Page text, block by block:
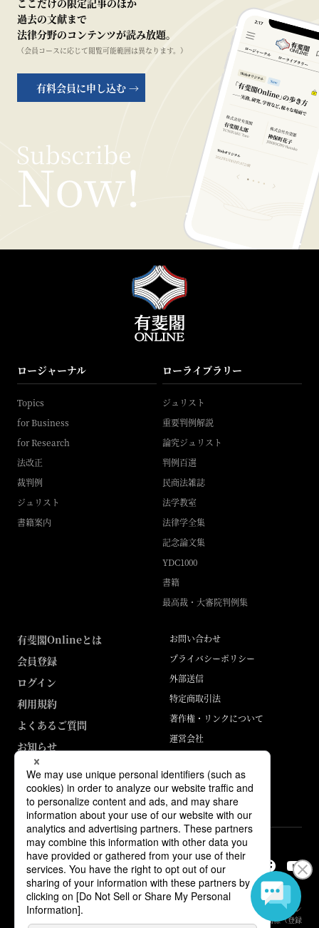
ここだけの限定記事のほか
過去の文献まで
法律分野のコンテンツが読み放題。
（会員コースに応じて閲覧可能範囲は異なります。）
有料会員に申し込む →
ロージャーナル
Topics
for Business
for Research
法改正
裁判例
ジュリスト
書籍案内
ローライブラリー
ジュリスト
重要判例解説
論究ジュリスト
判例百選
民商法雑誌
法学教室
法律学全集
記念論文集
YDC1000
書籍
最高裁・大審院判例集
有斐閣Onlineとは
会員登録
ログイン
利用規約
よくあるご質問
お知らせ
お問い合わせ
プライバシーポリシー
外部送信
特定商取引法
著作権・リンクについて
運営会社
ABJマークは、この電子書店・電子書籍配信サービスが、著作権者からコン
テンツ使用許諾を得た正規版配信サービスであることを示す登録商標（登録